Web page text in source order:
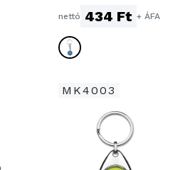
SZÍN KOLOR
NYOMTATÁSSAL
nettó 434 Ft + ÁFA
MK4003